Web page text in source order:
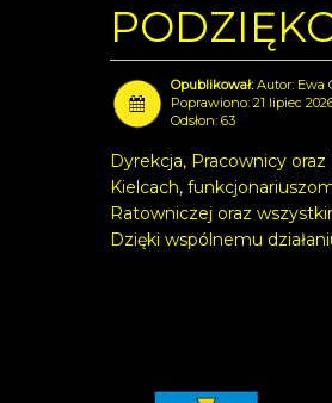
Autor: Ewa
Poprawiono: 21 lipiec
Odsłon: 63
Dyrekcja, Pracownicy
Kielcach,
Ratowniczej oraz
Dzięki wspólnemu